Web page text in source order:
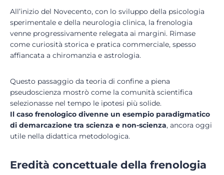
All’inizio del Novecento, con lo sviluppo della psicologia
sperimentale e della neurologia clinica, la frenologia
venne progressivamente relegata ai margini. Rimase
come curiosità storica e pratica commerciale, spesso
affiancata a chiromanzia e astrologia.
Questo passaggio da teoria di confine a piena
pseudoscienza mostrò come la comunità scientifica
selezionasse nel tempo le ipotesi più solide.
Il caso frenologico divenne un esempio paradigmatico
di demarcazione tra scienza e non-scienza, ancora oggi
utile nella didattica metodologica.
Eredità concettuale della frenologia